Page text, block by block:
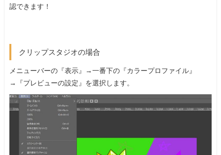
認できます！
クリップスタジオの場合
メニューバーの『表示』→一番下の『カラープロファイル』
→『プレビューの設定』を選択します。